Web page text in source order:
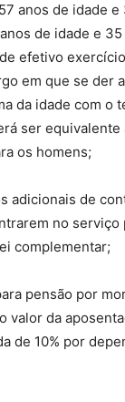
anos de idade
de idade e
efetivo
em que se der
da idade com o
ser equivalente
os homens;
adicionais de
no serviço
complementar;
pensão por
valor da
de 10% por